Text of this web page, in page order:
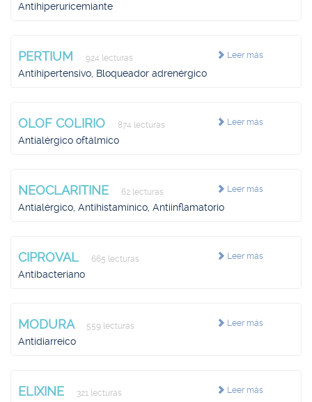
Antihiperuricemiante
Leer más
PERTIUM 924 lecturas
Antihipertensivo, Bloqueador adrenérgico
Leer más
OLOF COLIRIO 874 lecturas
Antialérgico oftálmico
Leer más
NEOCLARITINE 62 lecturas
Antialérgico, Antihistamínico, Antiinflamatorio
Leer más
CIPROVAL 665 lecturas
Antibacteriano
Leer más
MODURA 559 lecturas
Antidiarreico
Leer más
ELIXINE 321 lecturas